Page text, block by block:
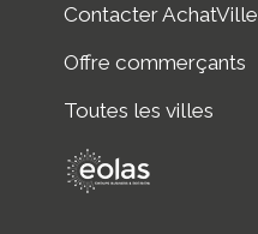
Contacter AchatVille
Offre commerçants
Toutes les villes